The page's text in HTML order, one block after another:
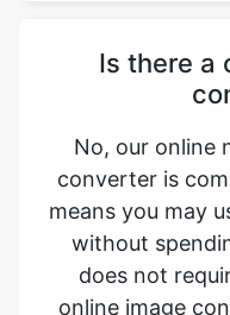
converter is
means you may
without
does not
online image
by anybody and
function, you
technical